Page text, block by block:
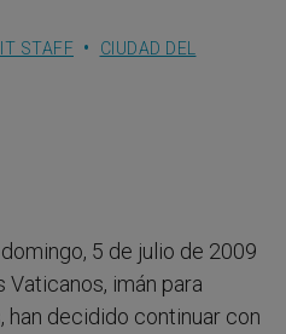
STAFF
CIUDAD DEL
domingo, 5 de julio de 2009
Vaticanos, imán para
decidido continuar con